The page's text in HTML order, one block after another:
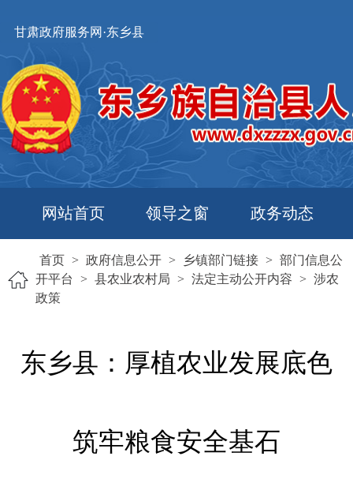
甘肃政府服务网·东乡县
网站首页 领导之窗 政务动态
首页 > 政府信息公开 > 乡镇部门链接 > 部门信息公
开平台
> 县农业农村局 > 法定主动公开内容 > 涉农
政策
东乡县：厚植农业发展底色
筑牢粮食安全基石